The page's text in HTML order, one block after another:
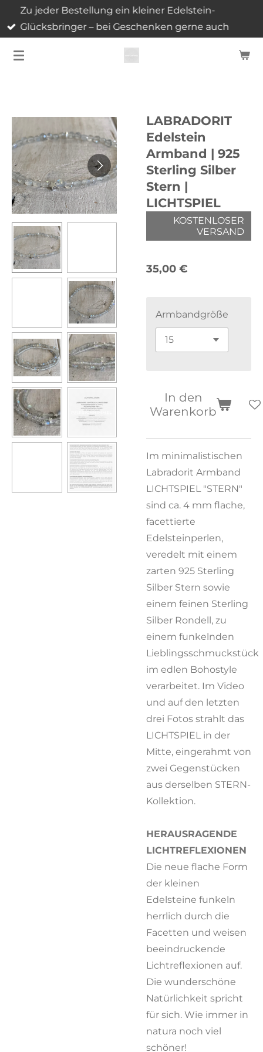
Zum
Hauptinhalt
Zu jeder Bestellung ein kleiner Edelstein-
Glücksbringer – bei Geschenken gerne auch
LABRADORIT
Edelstein
Armband | 925
Sterling Silber
Stern |
LICHTSPIEL
KOSTENLOSER
VERSAND
35,00 €
Armbandgröße
In den
Warenkorb
Im minimalistischen
Labradorit Armband
LICHTSPIEL "STERN"
sind ca. 4 mm flache,
facettierte
Edelsteinperlen,
veredelt mit einem
zarten 925 Sterling
Silber Stern sowie
einem feinen Sterling
Silber Rondell, zu
einem funkelnden
Lieblingsschmuckstück
im edlen Bohostyle
verarbeitet. Im Video
und auf den letzten
drei Fotos strahlt das
LICHTSPIEL in der
Mitte, eingerahmt von
zwei Gegenstücken
aus derselben STERN-
Kollektion.
HERAUSRAGENDE
LICHTREFLEXIONEN
Die neue flache Form
der kleinen
Edelsteine funkeln
herrlich durch die
Facetten und weisen
beeindruckende
Lichtreflexionen auf.
Die wunderschöne
Natürlichkeit spricht
für sich. Wie immer in
natura noch viel
schöner!